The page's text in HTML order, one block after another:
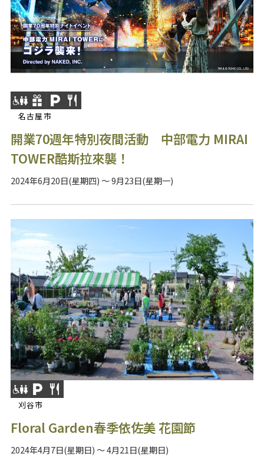
名古屋市
開業70週年特別夜間活動 中部電力 MIRAI
TOWER酷斯拉來襲！
2024年6月20日(星期四) ～ 9月23日(星期一)
刈谷市
Floral Garden春季依佐美 花園節
2024年4月7日(星期日) ～ 4月21日(星期日)